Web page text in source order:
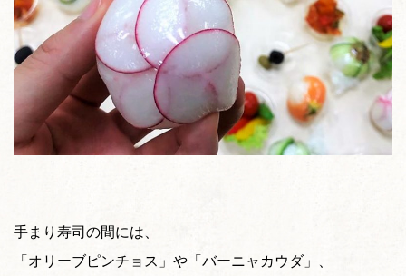
手まり寿司の間には、
「オリーブピンチョス」や「バーニャカウダ」、